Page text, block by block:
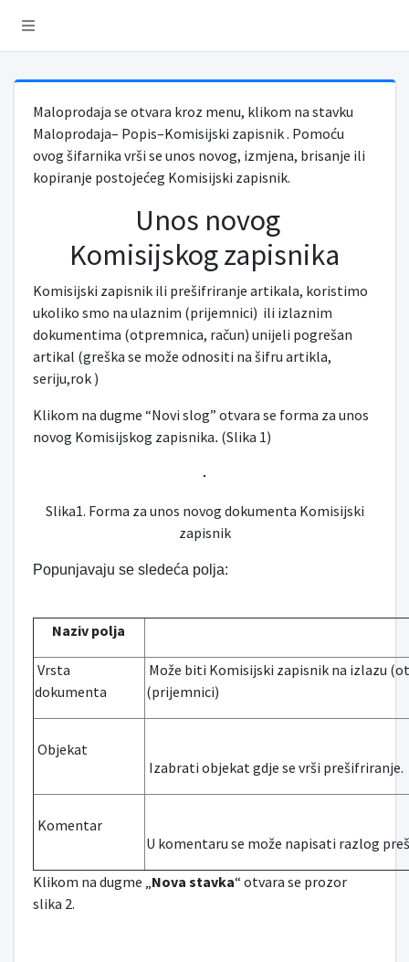
Maloprodaja se otvara kroz menu, klikom na stavku
Maloprodaja– Popis–Komisijski zapisnik . Pomoću
ovog šifarnika vrši se unos novog, izmjena, brisanje ili
kopiranje postojećeg Komisijski zapisnik.
Unos novog
Komisijskog zapisnika
Komisijski zapisnik ili prešifriranje artikala, koristimo
ukoliko smo na ulaznim (prijemnici) ili izlaznim
dokumentima (otpremnica, račun) unijeli pogrešan
artikal (greška se može odnositi na šifru artikla,
seriju,rok )
Klikom na dugme “Novi slog” otvara se forma za unos
novog Komisijskog zapisnika. (Slika 1)
Slika1. Forma za unos novog dokumenta Komisijski
zapisnik
Popunjavaju se sledeća polja:
Naziv polja
Vrsta
dokumenta
Može biti Komisijski zapisnik na izlazu
(prijemnici)
Objekat
Izabrati objekat gdje se vrši prešifriranje.
Komentar
U komentaru se može napisati razlog
Klikom na dugme „Nova stavka“ otvara se prozor
slika 2.